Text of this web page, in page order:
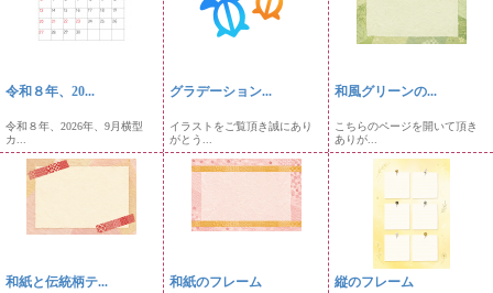
令和８年、20...
令和８年、2026年、9月横型
カ...
グラデーション...
イラストをご覧頂き誠にあり
がとう...
和風グリーンの...
こちらのページを開いて頂き
ありが...
和紙と伝統柄テ... 和紙のフレーム 縦のフレーム